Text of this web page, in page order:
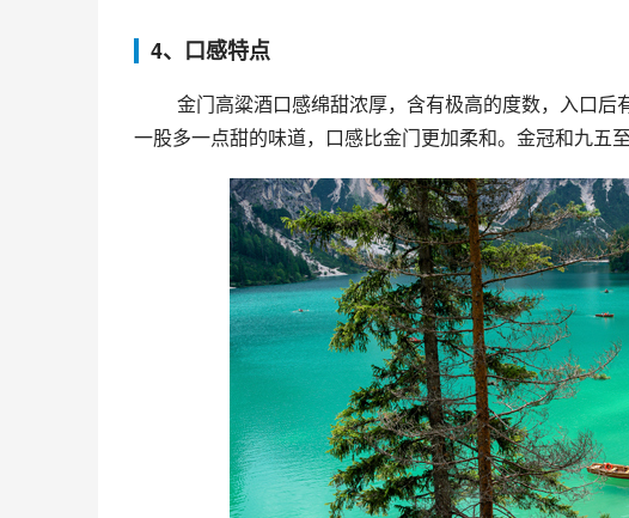
4、口感特点
一股多一点甜的味道，口感比金门更加柔和。金冠和九五